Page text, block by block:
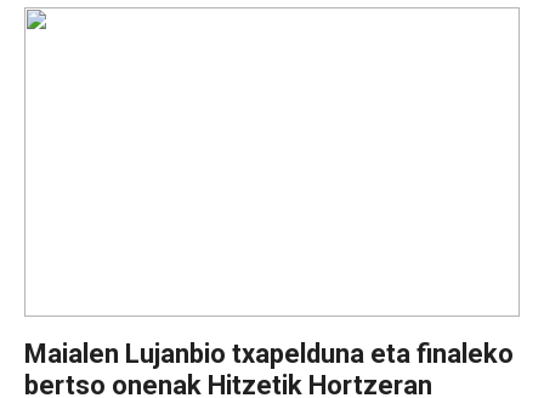
Maialen Lujanbio txapelduna eta finaleko
bertso onenak Hitzetik Hortzeran